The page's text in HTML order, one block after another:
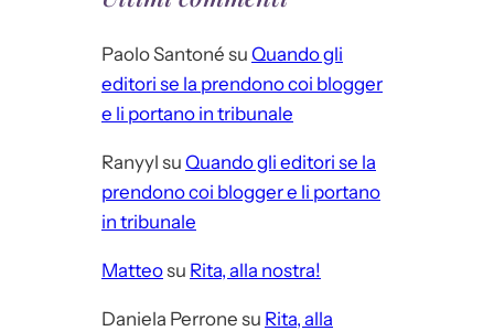
Paolo Santoné su Quando gli
editori se la prendono coi blogger
e li portano in tribunale
Ranyyl su Quando gli editori se la
prendono coi blogger e li portano
in tribunale
Matteosu Rita, alla nostra!
Daniela Perrone su Rita, alla